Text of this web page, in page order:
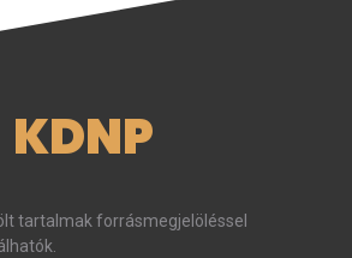
KDNP
tartalmak forrásmegjelöléssel